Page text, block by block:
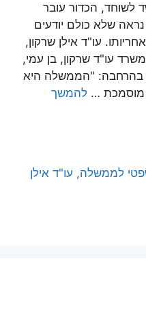
לשוחד, הכדור עובר
שלא כולם יודעים
עו"ד אילן שרקון,
עו"ד שרקון, בן עמי,
בהרחבה: "הממשלה היא
מוסמכת … להמשך
לממשלה, עו"ד אילן